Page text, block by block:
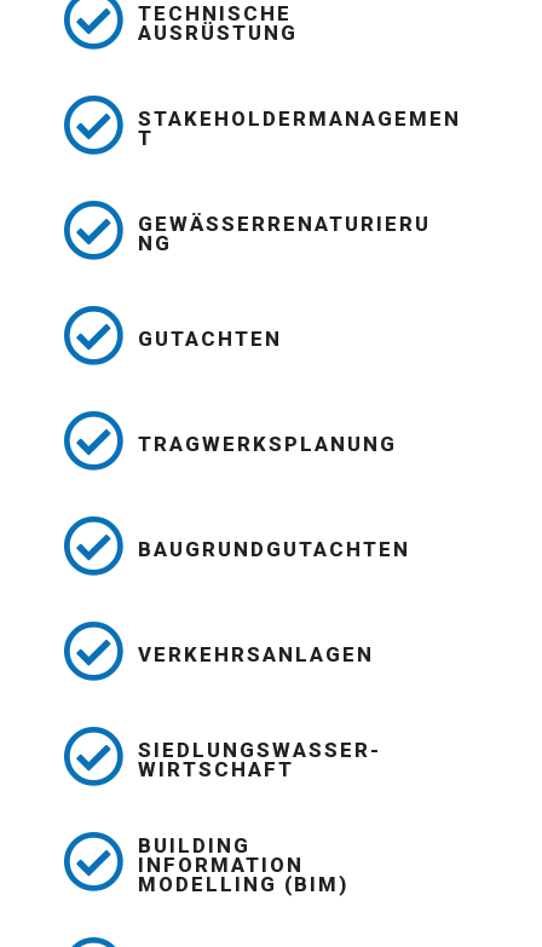
TECHNISCHE
AUSRÜSTUNG
STAKEHOLDERMANAGEMEN
T
GEWÄSSERRENATURIERU
NG
GUTACHTEN
TRAGWERKSPLANUNG
BAUGRUNDGUTACHTEN
VERKEHRSANLAGEN
SIEDLUNGSWASSER-
WIRTSCHAFT
BUILDING
INFORMATION
MODELLING (BIM)